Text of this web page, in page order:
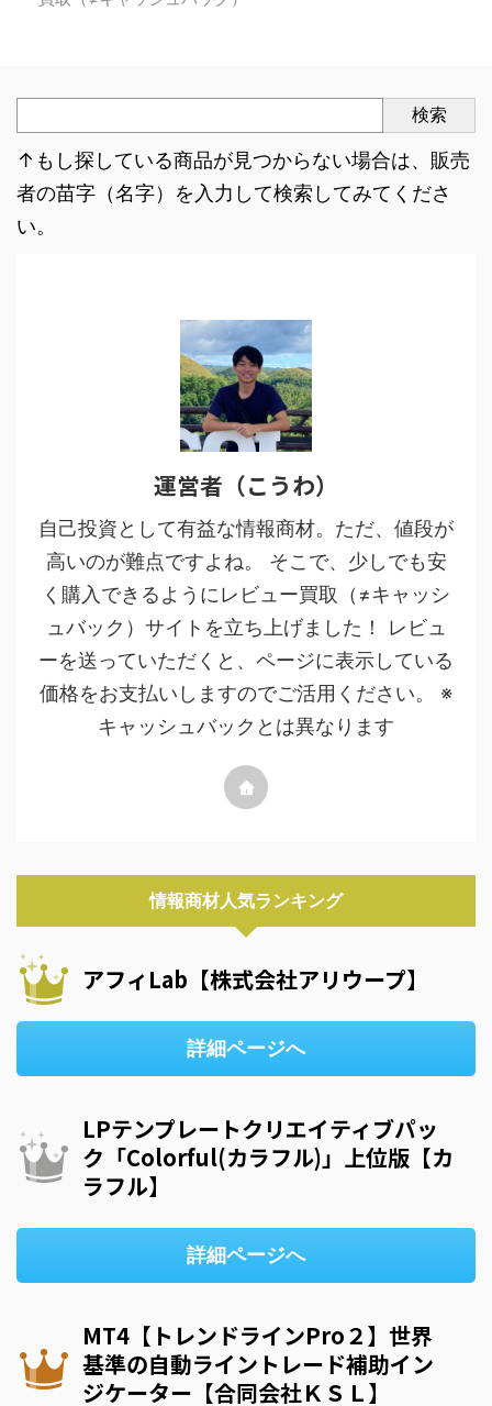
検索
↑もし探している商品が見つからない場合は、販売
者の苗字（名字）を入力して検索してみてくださ
い。
運営者（こうわ）
自己投資として有益な情報商材。ただ、値段が
高いのが難点ですよね。 そこで、少しでも安
く購入できるようにレビュー買取（≠キャッシ
ュバック）サイトを立ち上げました！ レビュ
ーを送っていただくと、ページに表示している
価格をお支払いしますのでご活用ください。 ※
キャッシュバックとは異なります
情報商材人気ランキング
アフィLab【株式会社アリウープ】
詳細ページへ
LPテンプレートクリエイティブパッ
ク「Colorful(カラフル)」上位版【カ
ラフル】
詳細ページへ
MT4【トレンドラインPro２】世界
基準の自動ライントレード補助イン
ジケーター【合同会社ＫＳＬ】